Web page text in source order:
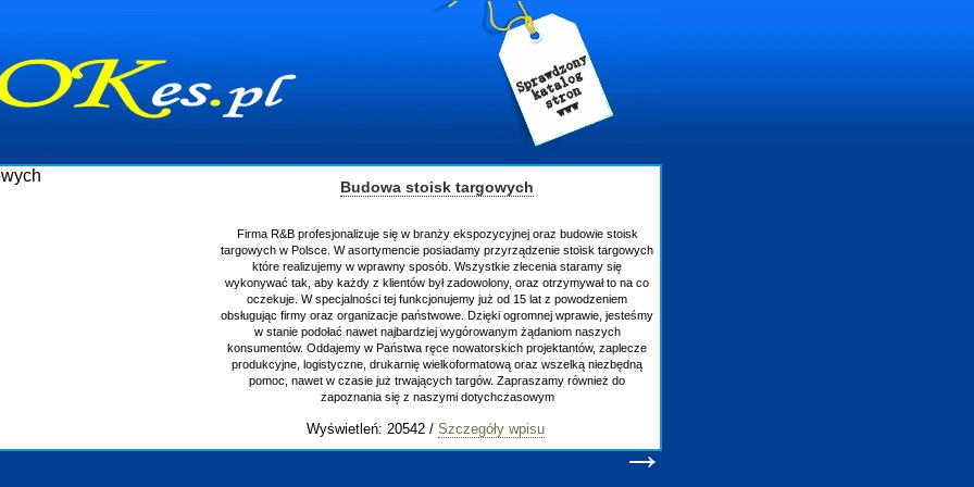
Budowa stoisk targowych
Firma R&B profesjonalizuje się w branży ekspozycyjnej oraz budowie stoisk
targowych w Polsce. W asortymencie posiadamy przyrządzenie stoisk targowych
które realizujemy w wprawny sposób. Wszystkie zlecenia staramy się
wykonywać tak, aby każdy z klientów był zadowolony, oraz otrzymywał to na co
oczekuje. W specjalności tej funkcjonujemy już od 15 lat z powodzeniem
obsługując firmy oraz organizacje państwowe. Dzięki ogromnej wprawie, jesteśmy
w stanie podołać nawet najbardziej wygórowanym żądaniom naszych
konsumentów. Oddajemy w Państwa ręce nowatorskich projektantów, zaplecze
produkcyjne, logistyczne, drukarnię wielkoformatową oraz wszelką niezbędną
pomoc, nawet w czasie już trwających targów. Zapraszamy również do
zapoznania się z naszymi dotychczasowym
Wyświetleń: 20542 / Szczegóły wpisu
→